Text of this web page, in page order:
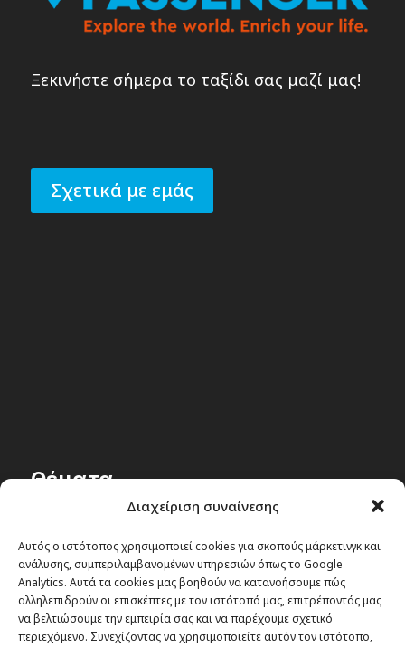
Διαχείριση συναίνεσης
Αυτός ο ιστότοπος χρησιμοποιεί cookies για σκοπούς μάρκετινγκ και
ανάλυσης, συμπεριλαμβανομένων υπηρεσιών όπως το Google
Analytics. Αυτά τα cookies μας βοηθούν να κατανοήσουμε πώς
αλληλεπιδρούν οι επισκέπτες με τον ιστότοπό μας, επιτρέποντάς μας
να βελτιώσουμε την εμπειρία σας και να παρέχουμε σχετικό
περιεχόμενο. Συνεχίζοντας να χρησιμοποιείτε αυτόν τον ιστότοπο,
Ξεκινήστε σήμερα το ταξίδι σας μαζί μας!
Σχετικά με εμάς
Θέματα
Passenger στον κόσμο
TRAVEL NEWS
Οργάνωσε το ταξίδι σου
CITY and CULTURE